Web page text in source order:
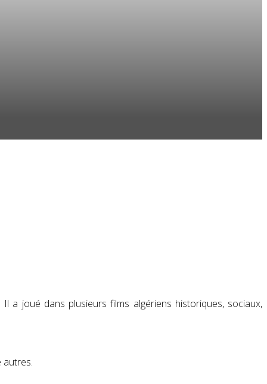
a joué dans plusieurs films algériens historiques, sociaux,
autres.